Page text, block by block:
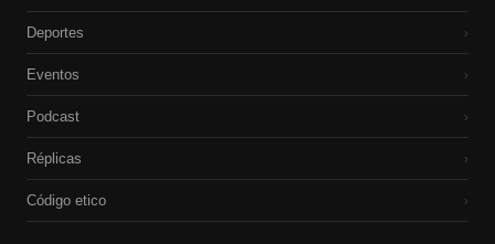
Deportes ›
Eventos ›
Podcast ›
Réplicas ›
Código etico ›